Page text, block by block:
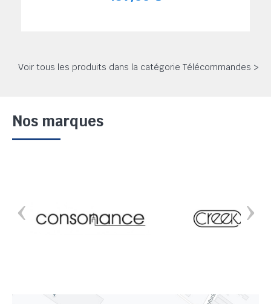
Voir tous les produits dans la catégorie Télécommandes >
Nos marques